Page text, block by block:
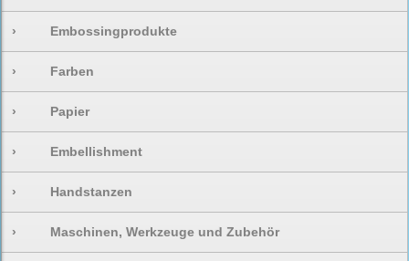
› Embossingprodukte
› Farben
› Papier
› Embellishment
› Handstanzen
› Maschinen, Werkzeuge und Zubehör